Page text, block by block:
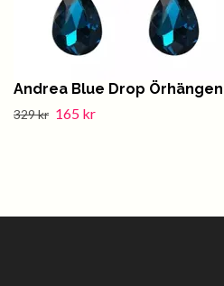
Andrea Blue Drop Örhängen
329 kr 165 kr